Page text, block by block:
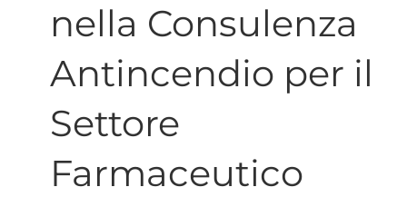
nella Consulenza
Antincendio per il
Settore
Farmaceutico